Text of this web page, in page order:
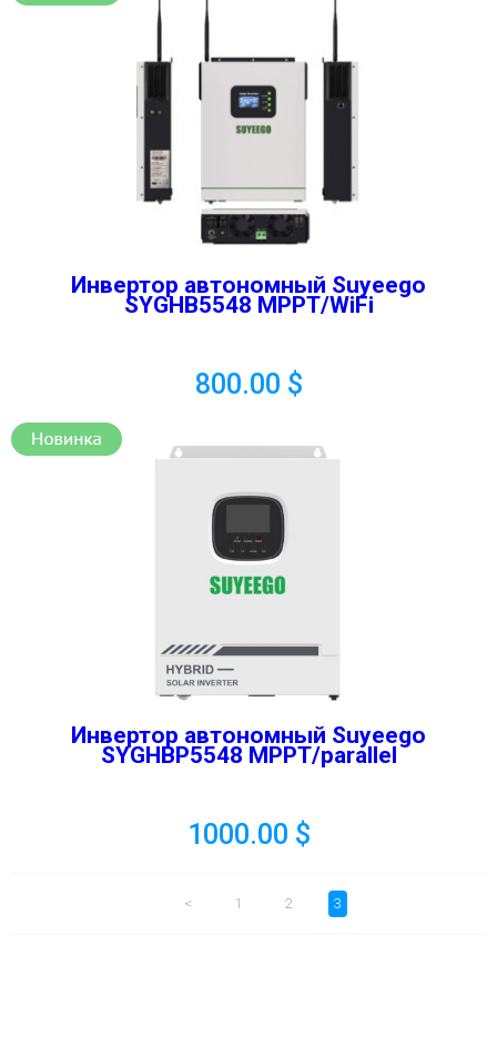
Инвертор автономный Suyeego
SYGHB5548 MPPT/WiFi
800.00 $
Инвертор автономный Suyeego
SYGHBP5548 MPPT/parallel
1000.00 $
< 1 2 3